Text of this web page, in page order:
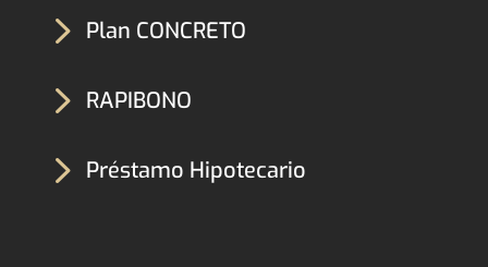
5 Plan CONCRETO
5 RAPIBONO
5 Préstamo Hipotecario